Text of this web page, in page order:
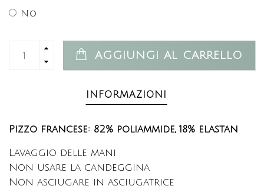
No
AGGIUNGI AL CARRELLO
INFORMAZIONI
Pizzo francese: 82% poliammide, 18% elastan
Lavaggio delle mani
Non usare la candeggina
Non asciugare in asciugatrice